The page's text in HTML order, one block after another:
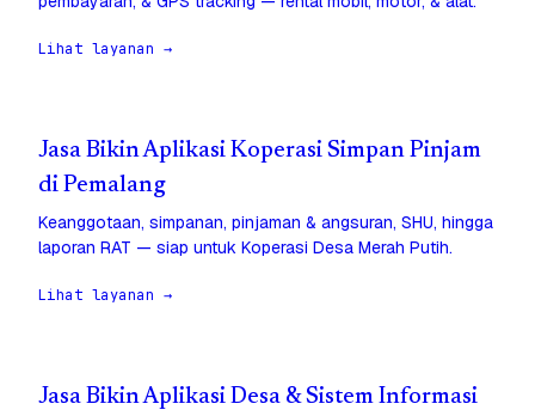
Lihat layanan →
Jasa Bikin Aplikasi Koperasi Simpan Pinjam
di Pemalang
Keanggotaan, simpanan, pinjaman & angsuran, SHU, hingga
laporan RAT — siap untuk Koperasi Desa Merah Putih.
Lihat layanan →
Jasa Bikin Aplikasi Desa & Sistem Informasi